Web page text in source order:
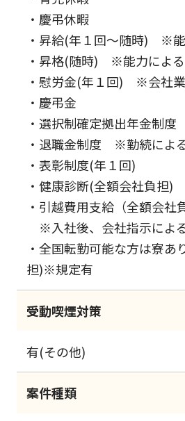
・慶弔休暇
・昇給(年１回～随時) ※
・昇格(随時) ※能力による
・慰労金(年１回) ※会社
・慶弔金
・選択制確定拠出年金制度
・退職金制度 ※勤続によ
・表彰制度(年１回)
・健康診断(全額会社負担)
・引越費用支給（全額会社
※入社後、会社指示によ
・全国転勤可能な方は寮あ
担)※規定有
受動喫煙対策
有(その他)
案件種類